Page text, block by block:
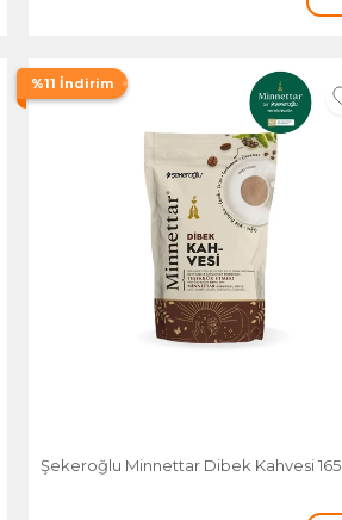
%11 İndirim
Şekeroğlu Minnettar Dibek Kahvesi 165